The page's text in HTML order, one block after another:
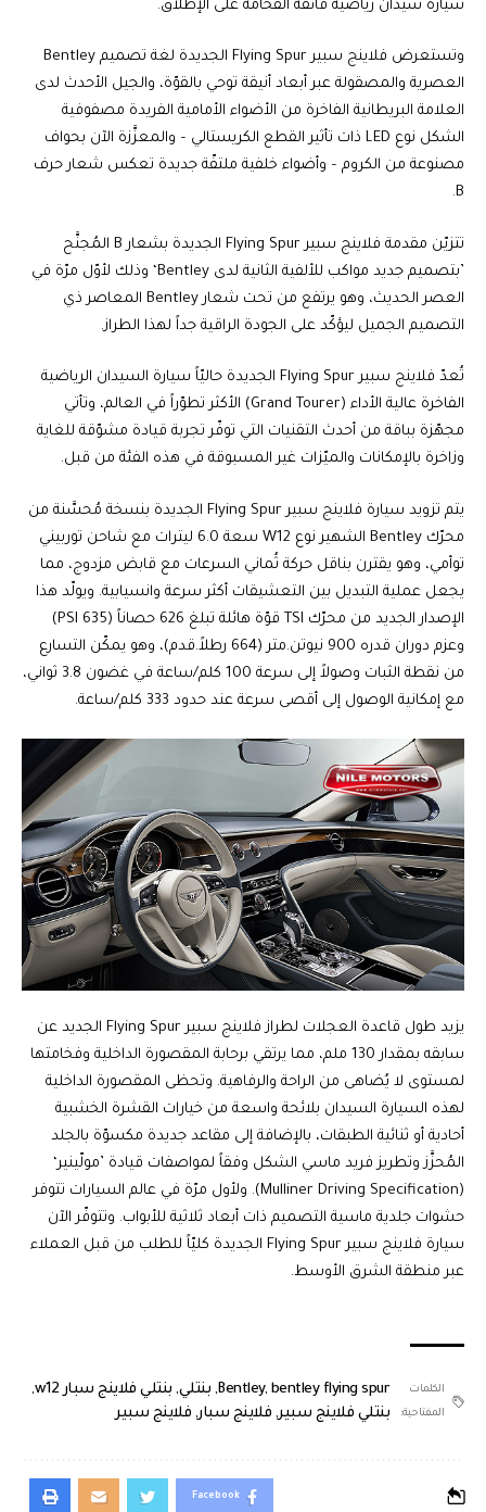
سيارة سيدان رياضية فائقة الفخامة على الإطلاق.
وتستعرض فلاينج سبير Flying Spur الجديدة لغة تصميم Bentley
العصرية والمصقولة عبر أبعاد أنيقة توحي بالقوّة، والجيل الأحدث لدى
العلامة البريطانية الفاخرة من الأضواء الأمامية الفريدة مصفوفية
الشكل نوع LED ذات تأثير القطع الكريستالي – والمعزَّزة الآن بحواف
مصنوعة من الكروم – وأضواء خلفية ملتفّة جديدة تعكس شعار حرف
B.
تتزيّن مقدمة فلاينج سبير Flying Spur الجديدة بشعار B المُجنَّح
’بتصميم جديد مواكب للألفية الثانية لدى Bentley‘ وذلك لأوّل مرّة في
العصر الحديث، وهو يرتفع من تحت شعار Bentley المعاصر ذي
التصميم الجميل ليؤكّد على الجودة الراقية جداً لهذا الطراز.
تُعدّ فلاينج سبير Flying Spur الجديدة حاليّاً سيارة السيدان الرياضية
الفاخرة عالية الأداء (Grand Tourer) الأكثر تطوّراً في العالم، وتأتي
مجهّزة بباقة من أحدث التقنيات التي توفّر تجربة قيادة مشوّقة للغاية
وزاخرة بالإمكانات والميّزات غير المسبوقة في هذه الفئة من قبل.
يتم تزويد سيارة فلاينج سبير Flying Spur الجديدة بنسخة مُحسَّنة من
محرّك Bentley الشهير نوع W12 سعة 6.0 ليترات مع شاحن توربيني
توأمي، وهو يقترن بناقل حركة ثُماني السرعات مع قابض مزدوج، مما
يجعل عملية التبديل بين التعشيقات أكثر سرعة وانسيابية. ويولّد هذا
الإصدار الجديد من محرّك TSI قوّة هائلة تبلغ 626 حصاناً (635 PSI)
وعزم دوران قدره 900 نيوتن.متر (664 رطلاً.قدم)، وهو يمكّن التسارع
من نقطة الثبات وصولاً إلى سرعة 100 كلم/ساعة في غضون 3.8 ثواني،
مع إمكانية الوصول إلى أقصى سرعة عند حدود 333 كلم/ساعة.
يزيد طول قاعدة العجلات لطراز فلاينج سبير Flying Spur الجديد عن
سابقه بمقدار 130 ملم، مما يرتقي برحابة المقصورة الداخلية وفخامتها
لمستوى لا يُضاهى من الراحة والرفاهية. وتحظى المقصورة الداخلية
لهذه السيارة السيدان بلائحة واسعة من خيارات القشرة الخشبية
أحادية أو ثنائية الطبقات، بالإضافة إلى مقاعد جديدة مكسوّة بالجلد
المُحزَّز وتطريز فريد ماسي الشكل وفقاً لمواصفات قيادة ’مولّينير‘
(Mulliner Driving Specification). ولأول مرّة في عالم السيارات تتوفر
حشوات جلدية ماسية التصميم ذات أبعاد ثلاثية للأبواب. وتتوفّر الآن
سيارة فلاينج سبير Flying Spur الجديدة كليّاً للطلب من قبل العملاء
عبر منطقة الشرق الأوسط.
الكلمات
المفتاحية:
Bentley, bentley flying spur
, بنتلي, بنتلي فلاينج سبار w12
,
بنتلي فلاينج سبير, فلاينج سبار, فلاينج سبير
Facebook